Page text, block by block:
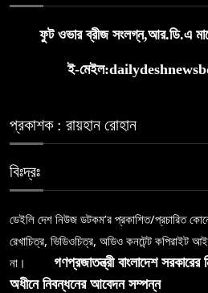
ফুট ওভার ব্রীজ সংলগ্ন,আর.ডি.এ
ই-
প্রকাশক : রায়হান রোহান
বিঃদ্রঃ
ডেইলি দেশ নিউজ ডটকম’র প্রকাশিত/প্রচারিত
রেখাচিত্র, ভিডিওচিত্র, অডিও কনটেন্ট কপিরাইট
না।
গণপ্রজাতন্ত্রী বাংলাদেশ
অধীনে নিবন্ধনের আবেদন সম্পন্ন